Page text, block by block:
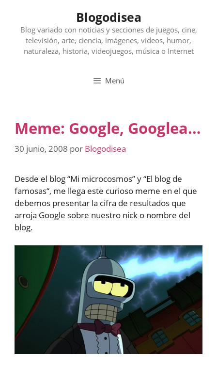
contenido
Blogodisea
Blog variado con noticias y secciones de juegos, cine,
televisión, arte, ciencia, imágenes, videos, humor,
naturaleza, historia, videojuegos, música o Internet
Menú
Meme: Google, Googlea…
30 junio, 2008 por Blogodisea
Desde el blog “Mi microcosmos” y “El blog de
famosas“, me llega este curioso meme en el que
debemos presentar la cifra de resultados que
arroja Google sobre nuestro nick o nombre del
blog.